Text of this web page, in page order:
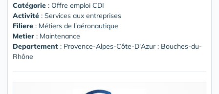
Catégorie : Offre emploi CDI
Activité : Services aux entreprises
Filiere : Métiers de l'aéronautique
Metier : Maintenance
Departement : Provence-Alpes-Côte-D'Azur : Bouches-du-
Rhône